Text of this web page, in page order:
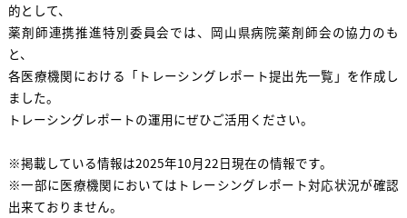
的として、
薬剤師連携推進特別委員会では、岡山県病院薬剤師会の協力のも
と、
各医療機関における「トレーシングレポート提出先一覧」を作成し
ました。
トレーシングレポートの運用にぜひご活用ください。
※掲載している情報は2025年10月22日現在の情報です。
※一部に医療機関においてはトレーシングレポート対応状況が確認
出来ておりません。